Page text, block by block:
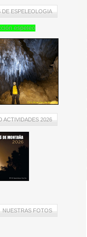
DE ESPELEOLOGIA
espeleo
ACTIVIDADES 2026
NUESTRAS FOTOS